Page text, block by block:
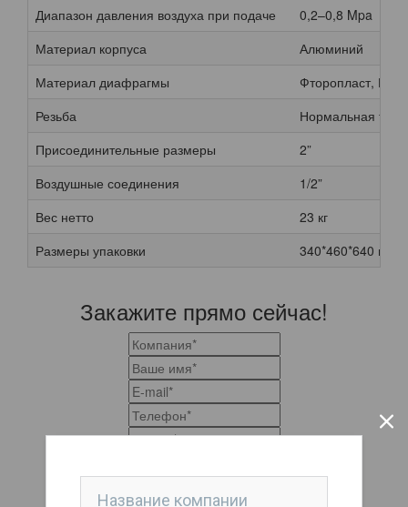
Диапазон давления воздуха при подаче
0,2–0,8 Mpa
Материал корпуса
Алюминий
Материал диафрагмы
Фторопласт,
Резьба
Нормальная
Присоединительные размеры
2”
Воздушные соединения
1/2”
Вес нетто
23 кг
Размеры упаковки
340*460*640 мм
Закажите прямо сейчас!